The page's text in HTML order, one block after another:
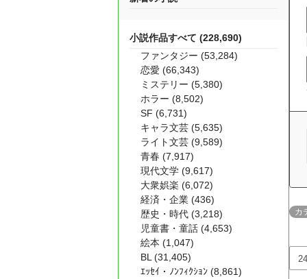
カ
小説作品すべて (228,690)
ファンタジー (53,284)
恋愛 (66,343)
ミステリー (5,380)
ホラー (8,502)
SF (6,731)
キャラ文芸 (5,635)
ライト文芸 (9,589)
青春 (7,917)
現代文学 (9,617)
大衆娯楽 (6,072)
経済・企業 (436)
歴史・時代 (3,218)
児童書・童話 (4,653)
絵本 (1,047)
BL (31,405)
ｴｯｾｲ・ﾉﾝﾌｨｸｼｮﾝ (8,861)